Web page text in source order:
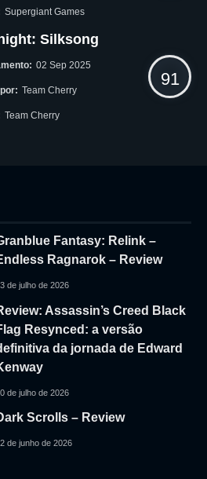
Supergiant Games
Silksong
02 Sep 2025
Team Cherry
Team Cherry
91
Fantasy: Relink –
Ragnarok – Review
de julho de 2026
Assassin’s Creed Black
Resynced: a versão
da jornada de Edward
de julho de 2026
Scrolls – Review
de junho de 2026